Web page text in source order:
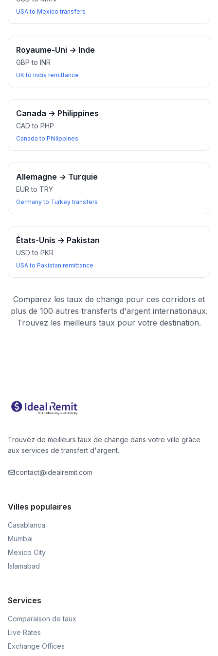
USA to Mexico transfers
Royaume-Uni → Inde
GBP to INR
UK to India remittance
Canada → Philippines
CAD to PHP
Canada to Philippines
Allemagne → Turquie
EUR to TRY
Germany to Turkey transfers
États-Unis → Pakistan
USD to PKR
USA to Pakistan remittance
Comparez les taux de change pour ces corridors et
plus de 100 autres transferts d'argent internationaux.
Trouvez les meilleurs taux pour votre destination.
Trouvez de meilleurs taux de change dans votre ville grâce
aux services de transfert d'argent.
contact@idealremit.com
Villes populaires
Casablanca
Mumbai
Mexico City
Islamabad
Services
Comparaison de taux
Live Rates
Exchange Offices